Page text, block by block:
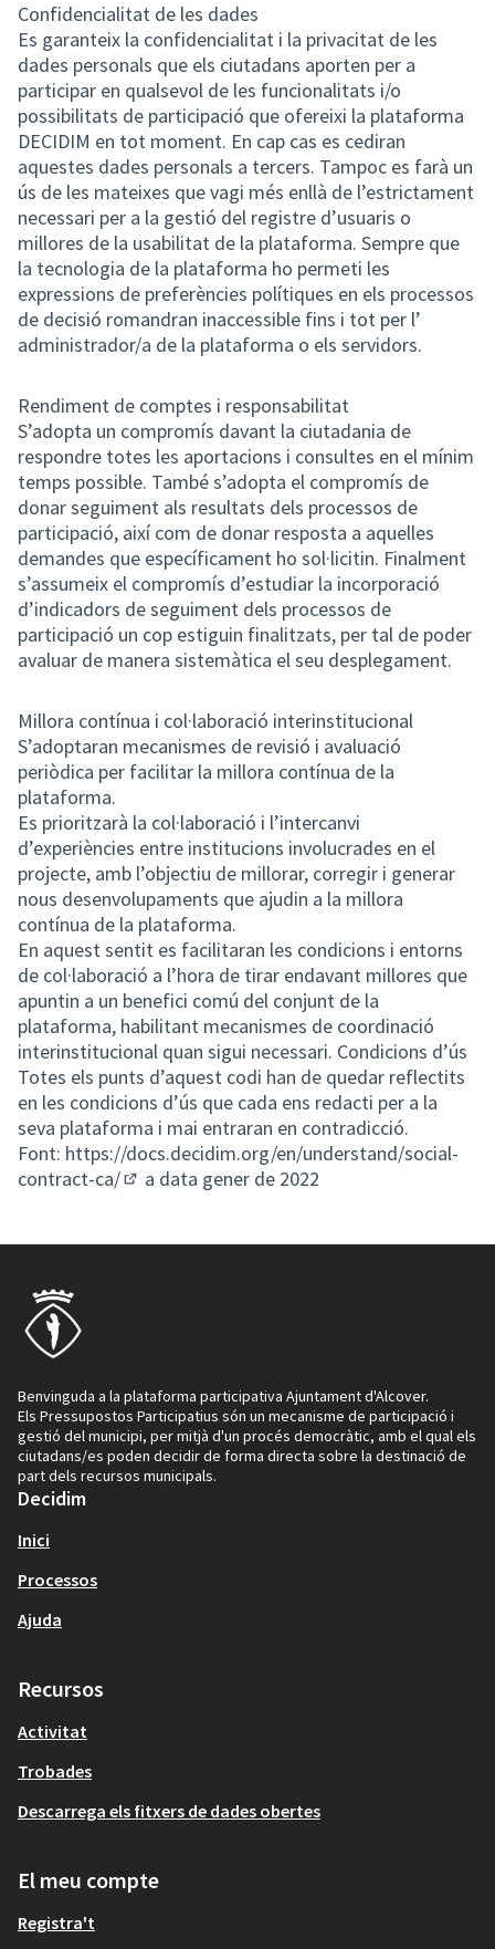
Confidencialitat de les dades
Es garanteix la confidencialitat i la privacitat de les
dades personals que els ciutadans aporten per a
participar en qualsevol de les funcionalitats i/o
possibilitats de participació que ofereixi la plataforma
DECIDIM en tot moment. En cap cas es cediran
aquestes dades personals a tercers. Tampoc es farà un
ús de les mateixes que vagi més enllà de l’estrictament
necessari per a la gestió del registre d’usuaris o
millores de la usabilitat de la plataforma. Sempre que
la tecnologia de la plataforma ho permeti les
expressions de preferències polítiques en els processos
de decisió romandran inaccessible fins i tot per l’
administrador/a de la plataforma o els servidors.
Rendiment de comptes i responsabilitat
S’adopta un compromís davant la ciutadania de
respondre totes les aportacions i consultes en el mínim
temps possible. També s’adopta el compromís de
donar seguiment als resultats dels processos de
participació, així com de donar resposta a aquelles
demandes que específicament ho sol·licitin. Finalment
s’assumeix el compromís d’estudiar la incorporació
d’indicadors de seguiment dels processos de
participació un cop estiguin finalitzats, per tal de poder
avaluar de manera sistemàtica el seu desplegament.
Millora contínua i col·laboració interinstitucional
S’adoptaran mecanismes de revisió i avaluació
periòdica per facilitar la millora contínua de la
plataforma.
Es prioritzarà la col·laboració i l’intercanvi
d’experiències entre institucions involucrades en el
projecte, amb l’objectiu de millorar, corregir i generar
nous desenvolupaments que ajudin a la millora
contínua de la plataforma.
En aquest sentit es facilitaran les condicions i entorns
de col·laboració a l’hora de tirar endavant millores que
apuntin a un benefici comú del conjunt de la
plataforma, habilitant mecanismes de coordinació
interinstitucional quan sigui necessari. Condicions d’ús
Totes els punts d’aquest codi han de quedar reflectits
en les condicions d’ús que cada ens redacti per a la
seva plataforma i mai entraran en contradicció.
Font: https://docs.decidim.org/en/understand/social-
contract-ca/
(Enllaç extern)
a data gener de 2022
Benvinguda a la plataforma participativa Ajuntament d'Alcover.
Els Pressupostos Participatius són un mecanisme de participació i
gestió del municipi, per mitjà d'un procés democràtic, amb el qual els
ciutadans/es poden decidir de forma directa sobre la destinació de
part dels recursos municipals.
Decidim
Inici
Processos
Ajuda
Recursos
Activitat
Trobades
Descarrega els fitxers de dades obertes
El meu compte
Registra't